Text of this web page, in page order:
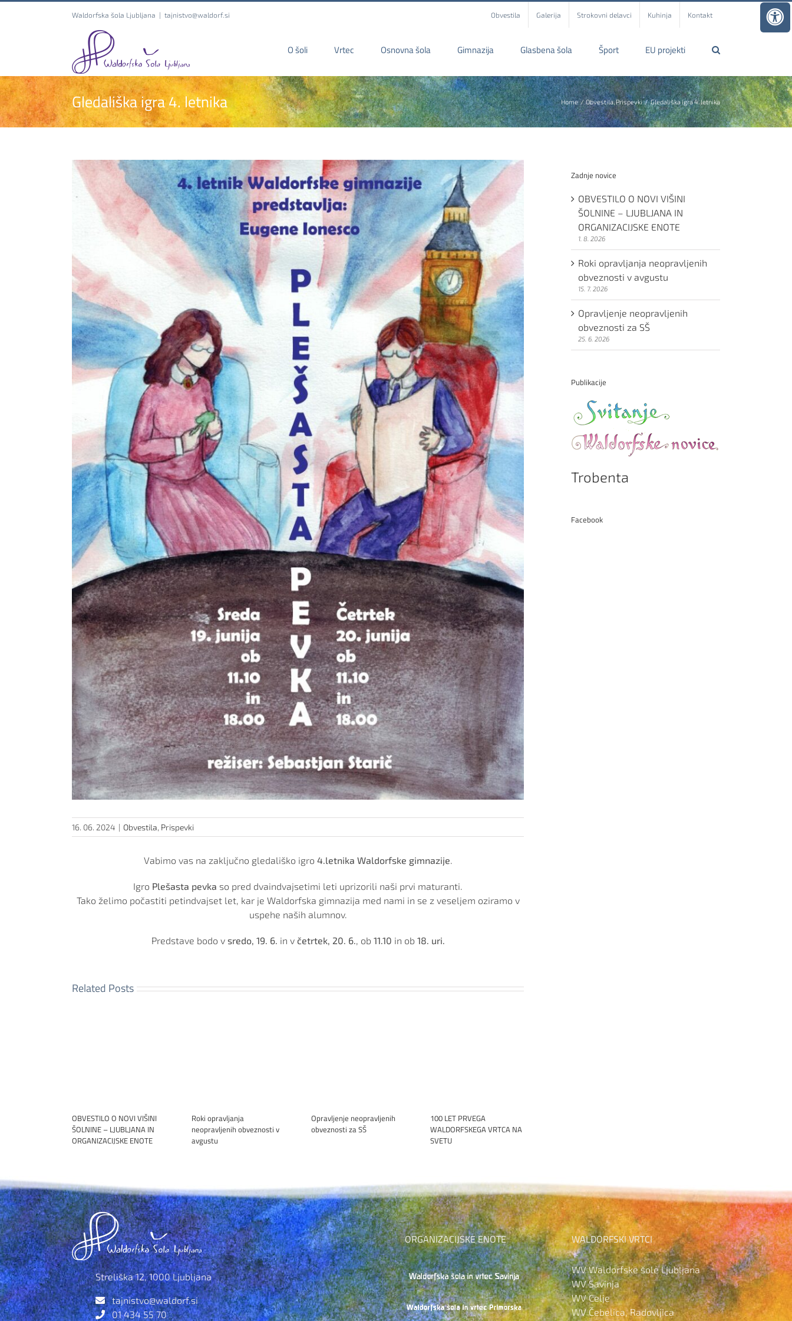
Waldorfska šola Ljubljana | tajnistvo@waldorf.si Obvestila Galerija Strokovni delavci Kuhinja Kontakt
O šoli Vrtec Osnovna šola Gimnazija Glasbena šola Šport EU projekti
Gledališka igra 4. letnika Home Obvestila Prispevki Gledališka igra 4. letnika
16. 06. 2024 | Obvestila, Prispevki
Vabimo vas na zaključno gledališko igro 4.letnika Waldorfske gimnazije.
Igro Plešasta pevka so pred dvaindvajsetimi leti uprizorili naši prvi maturanti.
Tako želimo počastiti petindvajset let, kar je Waldorfska gimnazija med nami in se z veseljem oziramo v
uspehe naših alumnov.
Predstave bodo v sredo, 19. 6. in v četrtek, 20. 6., ob 11.10 in ob 18. uri.
Related Posts
OBVESTILO O NOVI VIŠINI
ŠOLNINE – LJUBLJANA IN
ORGANIZACIJSKE ENOTE
Roki opravljanja
neopravljenih obveznosti v
avgustu
Opravljenje neopravljenih
obveznosti za SŠ
100 LET PRVEGA
WALDORFSKEGA VRTCA NA
SVETU
Zadnje novice
OBVESTILO O NOVI VIŠINI
ŠOLNINE – LJUBLJANA IN
ORGANIZACIJSKE ENOTE
1. 8. 2026
Roki opravljanja neopravljenih
obveznosti v avgustu
15. 7. 2026
Opravljenje neopravljenih
obveznosti za SŠ
25. 6. 2026
Publikacije
Trobenta
Facebook
Streliška 12, 1000 Ljubljana
tajnistvo@waldorf.si
01 434 55 70
ORGANIZACIJSKE ENOTE WALDORFSKI VRTCI
WV Waldorfske šole Ljubljana
WV Savinja
WV Celje
WV Čebelica, Radovljica